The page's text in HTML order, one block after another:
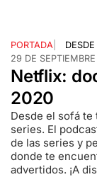
PORTADA
29 DE
Netflix:
2020
Desde el sofá
series. El
de las series y
donde te
advertidos. ¡A